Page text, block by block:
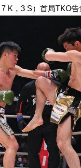
K，3 S）首局TKO告